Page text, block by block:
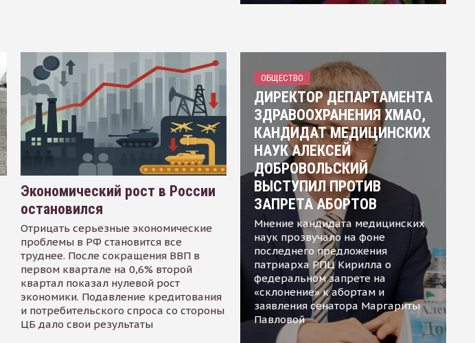
Экономический рост в России
остановился
Отрицать серьезные экономические
проблемы в РФ становится все
труднее. После сокращения ВВП в
первом квартале на 0,6% второй
квартал показал нулевой рост
экономики. Подавление кредитования
и потребительского спроса со стороны
ЦБ дало свои результаты
ОБЩЕСТВО
ДИРЕКТОР ДЕПАРТАМЕНТА
ЗДРАВООХРАНЕНИЯ ХМАО,
КАНДИДАТ МЕДИЦИНСКИХ
НАУК АЛЕКСЕЙ
ДОБРОВОЛЬСКИЙ
ВЫСТУПИЛ ПРОТИВ
ЗАПРЕТА АБОРТОВ
Мнение кандидата медицинских
наук прозвучало на фоне
последнего предложения
патриарха РПЦ Кирилла о
федеральном запрете на
«склонение» к абортам и
заявления сенатора Маргариты
Павловой